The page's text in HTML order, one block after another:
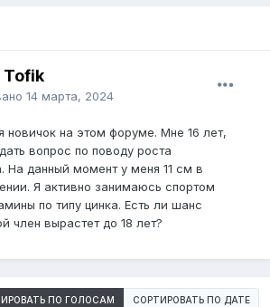
Tofik
14 марта, 2024
новичок на этом форуме. Мне 16 лет,
вопрос по поводу роста
На данный момент у меня 11 см в
Я активно занимаюсь спортом
по типу цинка. Есть ли шанс
член вырастет до 18 лет?
ПО ГОЛОСАМ СОРТИРОВАТЬ ПО ДАТЕ